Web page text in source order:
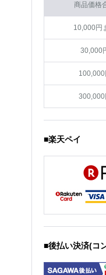
商品価格
10,000円
30,000
100,000
300,000
■楽天ペイ
■後払い決済(コ